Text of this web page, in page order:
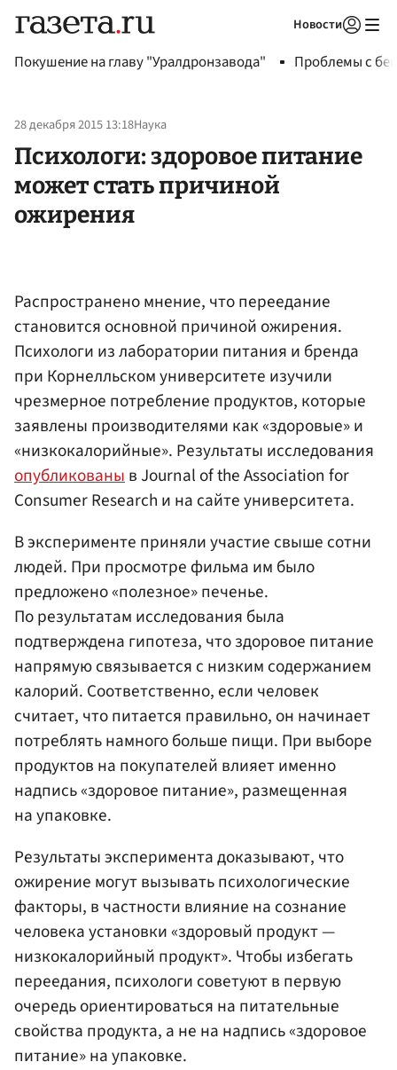
Новости
Покушение на главу "Уралдронзавода" Проблемы с
28 декабря 2015 13:18Наука
Психологи: здоровое питание
может стать причиной
ожирения
Распространено мнение, что переедание
становится основной причиной ожирения.
Психологи из лаборатории питания и бренда
при Корнелльском университете изучили
чрезмерное потребление продуктов, которые
заявлены производителями как «здоровые» и
«низкокалорийные». Результаты исследования
опубликованыв Journal of the Association for
Consumer Research и на сайте университета.
В эксперименте приняли участие свыше сотни
людей. При просмотре фильма им было
предложено «полезное» печенье.
По результатам исследования была
подтверждена гипотеза, что здоровое питание
напрямую связывается с низким содержанием
калорий. Соответственно, если человек
считает, что питается правильно, он начинает
потреблять намного больше пищи. При выборе
продуктов на покупателей влияет именно
надпись «здоровое питание», размещенная
на упаковке.
Результаты эксперимента доказывают, что
ожирение могут вызывать психологические
факторы, в частности влияние на сознание
человека установки «здоровый продукт —
низкокалорийный продукт». Чтобы избегать
переедания, психологи советуют в первую
очередь ориентироваться на питательные
свойства продукта, а не на надпись «здоровое
питание» на упаковке.